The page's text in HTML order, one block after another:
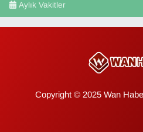
Aylık Vakitler
Copyright © 2025 Wan